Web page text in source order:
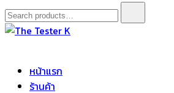
Search
for:
หน้าแรก
ร้านค้า